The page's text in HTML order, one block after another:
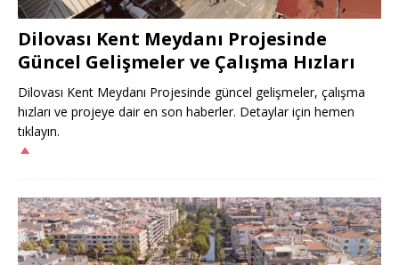
Dilovası Kent Meydanı Projesinde
Güncel Gelişmeler ve Çalışma Hızları
Dilovası Kent Meydanı Projesinde güncel gelişmeler, çalışma
hızları ve projeye dair en son haberler. Detaylar için hemen
tıklayın.